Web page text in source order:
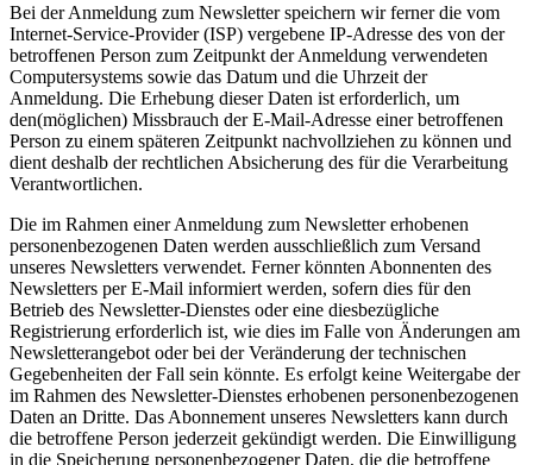
Bei der Anmeldung zum Newsletter speichern wir ferner die vom
Internet-Service-Provider (ISP) vergebene IP-Adresse des von der
betroffenen Person zum Zeitpunkt der Anmeldung verwendeten
Computersystems sowie das Datum und die Uhrzeit der
Anmeldung. Die Erhebung dieser Daten ist erforderlich, um
den(möglichen) Missbrauch der E-Mail-Adresse einer betroffenen
Person zu einem späteren Zeitpunkt nachvollziehen zu können und
dient deshalb der rechtlichen Absicherung des für die Verarbeitung
Verantwortlichen.
Die im Rahmen einer Anmeldung zum Newsletter erhobenen
personenbezogenen Daten werden ausschließlich zum Versand
unseres Newsletters verwendet. Ferner könnten Abonnenten des
Newsletters per E-Mail informiert werden, sofern dies für den
Betrieb des Newsletter-Dienstes oder eine diesbezügliche
Registrierung erforderlich ist, wie dies im Falle von Änderungen am
Newsletterangebot oder bei der Veränderung der technischen
Gegebenheiten der Fall sein könnte. Es erfolgt keine Weitergabe der
im Rahmen des Newsletter-Dienstes erhobenen personenbezogenen
Daten an Dritte. Das Abonnement unseres Newsletters kann durch
die betroffene Person jederzeit gekündigt werden. Die Einwilligung
in die Speicherung personenbezogener Daten, die die betroffene